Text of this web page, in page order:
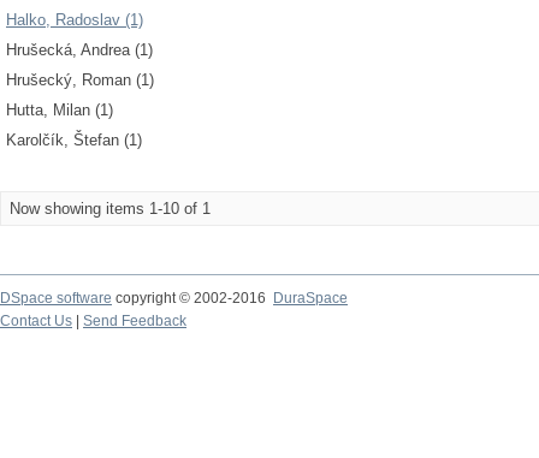
Halko, Radoslav (1)
Hrušecká, Andrea (1)
Hrušecký, Roman (1)
Hutta, Milan (1)
Karolčík, Štefan (1)
Now showing items 1-10 of 1
DSpace software copyright © 2002-2016
DuraSpace
Contact Us
Send Feedback